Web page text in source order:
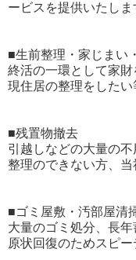
ービスを提供いたしま
■生前整理・家じまい
終活の一環として家
現住居の整理をしたい
■残置物撤去
引越しなどの大量の
整理のできない方、当
■ゴミ屋敷・汚部屋清
大量のゴミ処分、長
原状回復のためスピー